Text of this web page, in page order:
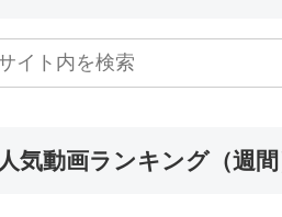
人気動画ランキング（週間